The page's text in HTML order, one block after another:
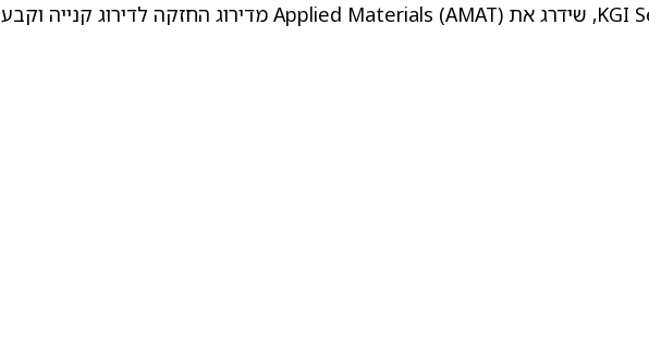
האנליסט ליאון צ’ן, KGI Securities, שידרג את Applied Materials (AMAT) מדירוג החזקה לדירוג קנייה וקבע